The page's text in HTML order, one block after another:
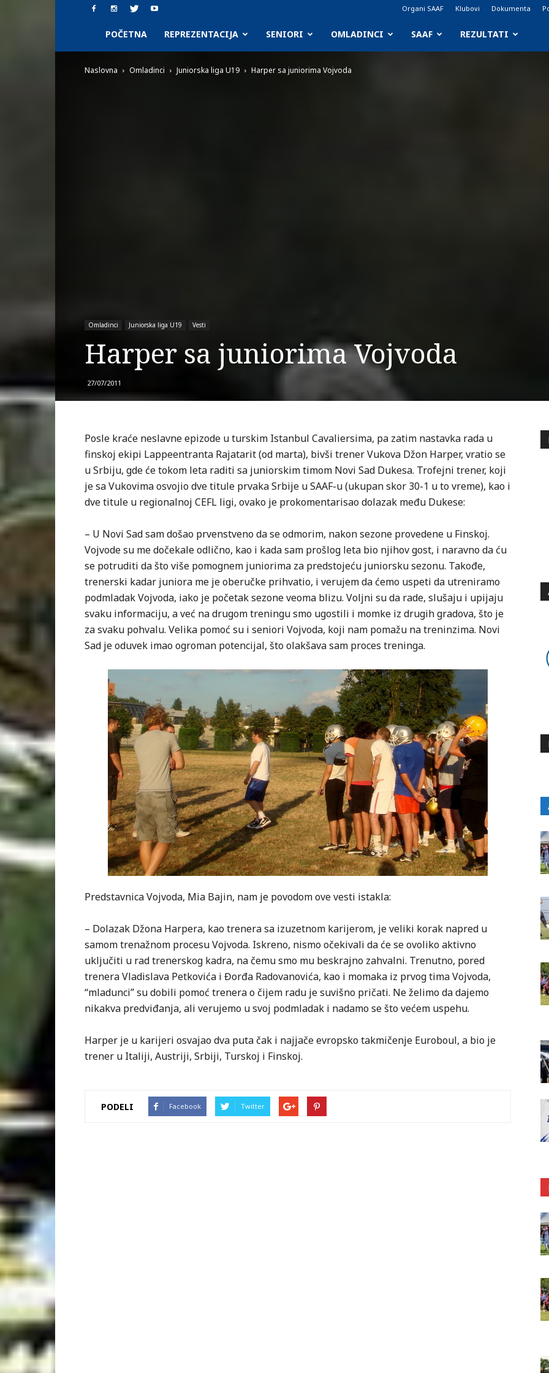
Organi SAAF Klubovi Dokumenta
SAAF.rs
POČETNA REPREZENTACIJA SENIORI OMLADINCI SAAF REZULTATI
Naslovna Omladinci Juniorska liga U19 Harper sa juniorima Vojvoda
Omladinci Juniorska liga U19 Vesti
Harper sa juniorima Vojvoda
27/07/2011
Posle kraće neslavne epizode u turskim Istanbul Cavaliersima, pa zatim nastavka rada u
finskoj ekipi Lappeentranta Rajatarit (od marta), bivši trener Vukova Džon Harper, vratio se
u Srbiju, gde će tokom leta raditi sa juniorskim timom Novi Sad Dukesa. Trofejni trener, koji
je sa Vukovima osvojio dve titule prvaka Srbije u SAAF-u (ukupan skor 30-1 u to vreme), kao i
dve titule u regionalnoj CEFL ligi, ovako je prokomentarisao dolazak među Dukese:
– U Novi Sad sam došao prvenstveno da se odmorim, nakon sezone provedene u Finskoj.
Vojvode su me dočekale odlično, kao i kada sam prošlog leta bio njihov gost, i naravno da ću
se potruditi da što više pomognem juniorima za predstojeću juniorsku sezonu. Takođe,
trenerski kadar juniora me je oberučke prihvatio, i verujem da ćemo uspeti da utreniramo
podmladak Vojvoda, iako je početak sezone veoma blizu. Voljni su da rade, slušaju i upijaju
svaku informaciju, a već na drugom treningu smo ugostili i momke iz drugih gradova, što je
za svaku pohvalu. Velika pomoć su i seniori Vojvoda, koji nam pomažu na treninzima. Novi
Sad je oduvek imao ogroman potencijal, što olakšava sam proces treninga.
Predstavnica Vojvoda, Mia Bajin, nam je povodom ove vesti istakla:
– Dolazak Džona Harpera, kao trenera sa izuzetnom karijerom, je veliki korak napred u
samom trenažnom procesu Vojvoda. Iskreno, nismo očekivali da će se ovoliko aktivno
uključiti u rad trenerskog kadra, na čemu smo mu beskrajno zahvalni. Trenutno, pored
trenera Vladislava Petkovića i Đorđa Radovanovića, kao i momaka iz prvog tima Vojvoda,
“mladunci” su dobili pomoć trenera o čijem radu je suvišno pričati. Ne želimo da dajemo
nikakva predviđanja, ali verujemo u svoj podmladak i nadamo se što većem uspehu.
Harper je u karijeri osvajao dva puta čak i najjače evropsko takmičenje Euroboul, a bio je
trener u Italiji, Austriji, Srbiji, Turskoj i Finskoj.
PODELI Facebook Twitter